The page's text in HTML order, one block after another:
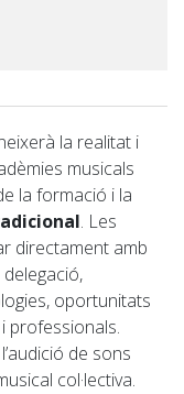
la realitat i
musicals
la formació i la
. Les
directament amb
oportunitats
professionals.
de sons
col·lectiva.